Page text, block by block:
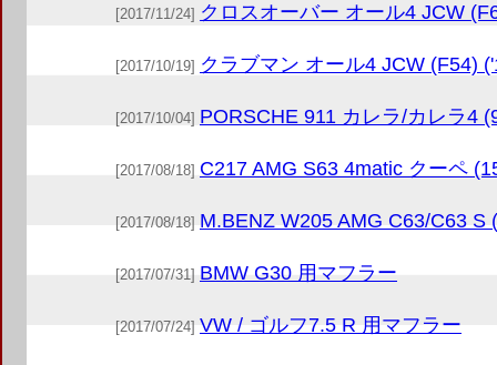
[2017/11/24] クロスオーバー オール4 JCW
[2017/10/19] クラブマン オール4 JCW (F54)
[2017/10/04] PORSCHE 911 カレラ/カレラ4
[2017/08/18] C217 AMG S63 4matic クーペ
[2017/08/18] M.BENZ W205 AMG C63/C63
[2017/07/31] BMW G30 用マフラー
[2017/07/24] VW / ゴルフ7.5 R 用マフラー